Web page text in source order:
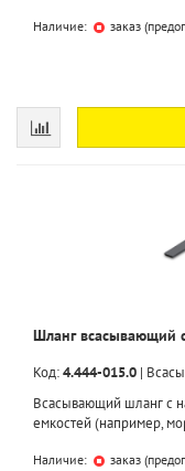
Наличие: заказ
Шланг всасывающий
Код:4.444-015.0 |
Всасывающий шланг с
емкостей (например,
Наличие: заказ